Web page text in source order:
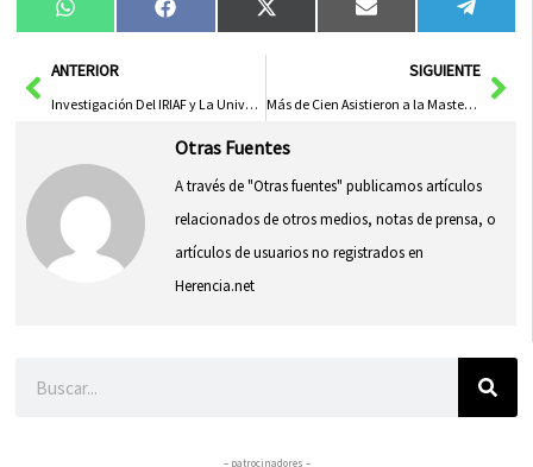
Compartir
en
WhatsAppCompartir
en
FacebookCompartir
en
X
(Twitter)
Compartir
en
Email
en
AntANTERIOR
Investigación Del IRIAF y La Universidad Regional Sobre Bebidas Mixtas de Uva Blanca, Manzana y Naranja
SIGUIENTE
Más de Cien Asistieron a la Masterclass de Boxeo con Rafael Lozano y su Hijo, Destacados Medallistas
Otras Fuentes
A través de "Otras fuentes" publicamos artículos
relacionados de otros medios, notas de prensa, o
artículos de usuarios no registrados en
Herencia.net
– patrocinadores –